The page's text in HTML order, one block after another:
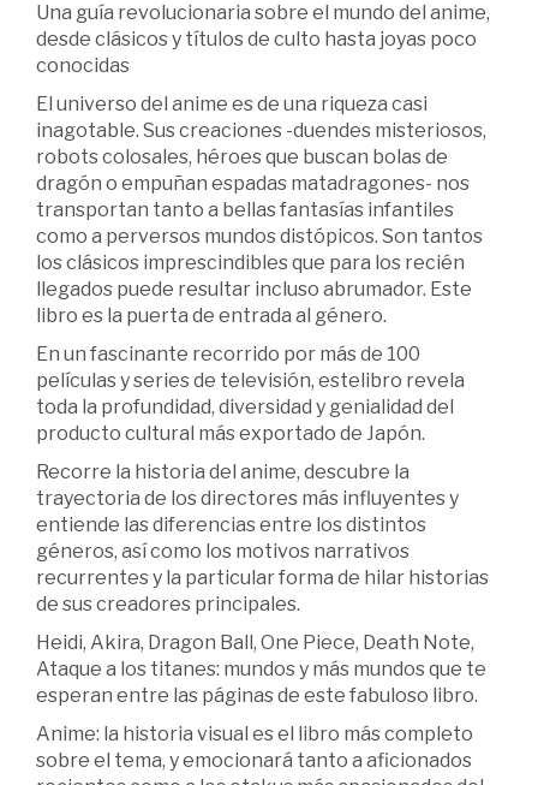
Una guía revolucionaria sobre el mundo del anime,
desde clásicos y títulos de culto hasta joyas poco
conocidas
El universo del anime es de una riqueza casi
inagotable. Sus creaciones -duendes misteriosos,
robots colosales, héroes que buscan bolas de
dragón o empuñan espadas matadragones- nos
transportan tanto a bellas fantasías infantiles
como a perversos mundos distópicos. Son tantos
los clásicos imprescindibles que para los recién
llegados puede resultar incluso abrumador. Este
libro es la puerta de entrada al género.
En un fascinante recorrido por más de 100
películas y series de televisión, estelibro revela
toda la profundidad, diversidad y genialidad del
producto cultural más exportado de Japón.
Recorre la historia del anime, descubre la
trayectoria de los directores más influyentes y
entiende las diferencias entre los distintos
géneros, así como los motivos narrativos
recurrentes y la particular forma de hilar historias
de sus creadores principales.
Heidi, Akira, Dragon Ball, One Piece, Death Note,
Ataque a los titanes: mundos y más mundos que te
esperan entre las páginas de este fabuloso libro.
Anime: la historia visual es el libro más completo
sobre el tema, y emocionará tanto a aficionados